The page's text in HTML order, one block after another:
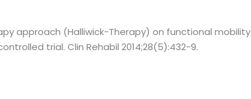
approach (Halliwick-Therapy) on functional mobility
trial. Clin Rehabil 2014;28(5):432-9.